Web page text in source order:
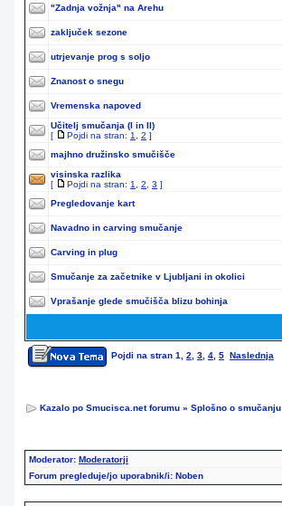
"Zadnja vožnja" na Arehu
zaključek sezone
utrjevanje prog s soljo
Znanost o snegu
Vremenska napoved
Učitelj smučanja (I in II)
[
Pojdi na stran: 1 2 ]
majhno družinsko smučišče
visinska razlika
[
Pojdi na stran: 1 2 3 ]
Pregledovanje kart
Navadno in carving smučanje
Carving in plug
Smučanje za začetnike v Ljubljani in okolici
Vprašanje glede smučišča blizu bohinja
Pojdi na stran 1 2 3 4 5 Naslednja
Kazalo po Smucisca.net forumu » Splošno o smučanju
Moderator: Moderatorji
Forum pregleduje/jo uporabnik/i: Noben